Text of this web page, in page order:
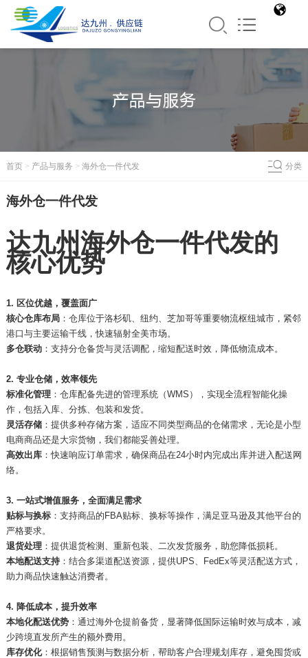
首页> 产品与服务 > 海外仓一件代发 分类
海外仓一件代发
达九州海外仓一件代发的
核心优势
1. 区位优越，覆盖面广
核心仓库布局：仓库位于洛杉矶、纽约、芝加哥等重要物流枢纽城市，紧邻
港口与主要运输干线，快速辐射全美市场。
多仓联动：支持分仓备货与灵活调配，缩短配送时效，降低物流成本。
2. 专业仓储，效率领先
标准化管理：仓库配备先进的管理系统（WMS），实现全流程智能化操
作，包括入库、分拣、包装和发货。
灵活存储：提供多种存储方案，适应不同类型商品的仓储需求，无论是小型
电商商品还是大宗货物，我们都能妥善处理。
高效出库：快速响应订单需求，确保商品在24小时内完成出库并进入配送网
络。
3. 一站式增值服务，全面满足需求
贴标与换标：支持商品的FBA贴标、换标等操作，满足亚马逊及其他平台的
严格要求。
退货处理：提供退货检测、重新包装、二次发货服务，助您降低损耗。
本地配送支持：结合多渠道配送资源，提供UPS、FedEx等灵活配送方式，
助力商品快速触达消费者。
4. 降低成本，提升效率
本地化配送优势：通过海外仓提前备货，显著降低国际运输时效与成本，减
少跨境直发所产生的额外费用。
库存优化：根据销售预测与数据分析，帮助客户合理规划库存，避免囤货或